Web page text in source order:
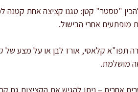
"טסטר" קטן: טגנו קציצה אחת קטנה
מופתעים אחרי הבישול.
תפו"א קלאסי, אורז לבן או על מצע של
מושלמת.